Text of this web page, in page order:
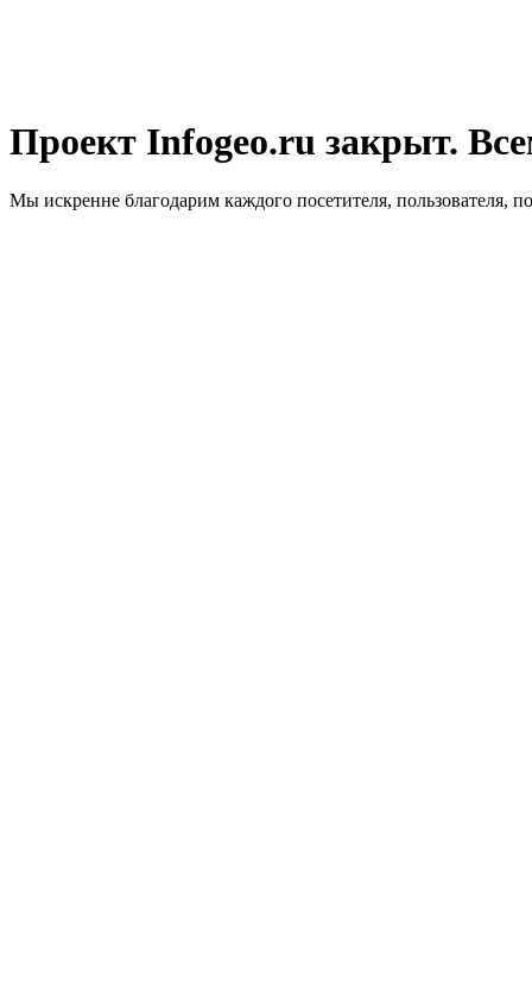
Проект Infogeo.ru закрыт.
Мы искренне благодарим каждого посетителя, пользователя,